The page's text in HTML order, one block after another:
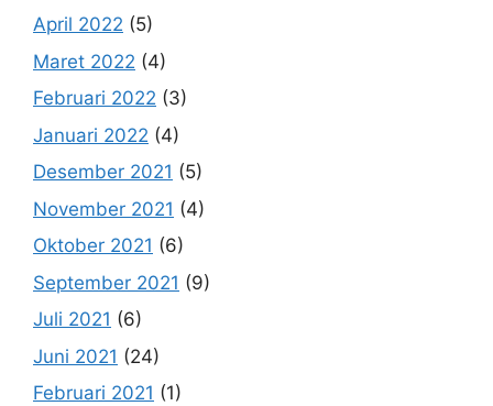
April 2022 (5)
Maret 2022 (4)
Februari 2022 (3)
Januari 2022 (4)
Desember 2021 (5)
November 2021 (4)
Oktober 2021 (6)
September 2021 (9)
Juli 2021 (6)
Juni 2021 (24)
Februari 2021 (1)